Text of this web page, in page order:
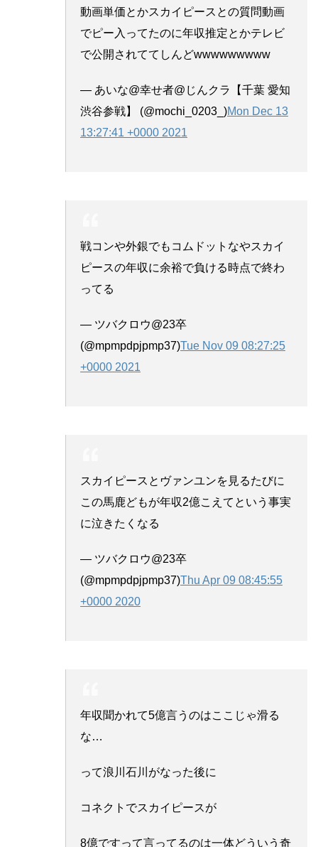
動画単価とかスカイピースとの質問動画
でピー入ってたのに年収推定とかテレビ
で公開されててしんどwwwwwwwww
— あいな@幸せ者@じんクラ【千葉 愛知
渋谷参戦】 (@mochi_0203_)Mon Dec 13
13:27:41 +0000 2021
戦コンや外銀でもコムドットなやスカイ
ピースの年収に余裕で負ける時点で終わ
ってる
— ツバクロウ@23卒
(@mpmpdpjpmp37)Tue Nov 09 08:27:25
+0000 2021
スカイピースとヴァンユンを見るたびに
この馬鹿どもが年収2億こえてという事実
に泣きたくなる
— ツバクロウ@23卒
(@mpmpdpjpmp37)Thu Apr 09 08:45:55
+0000 2020
年収聞かれて5億言うのはここじゃ滑る
な…
って浪川石川がなった後に
コネクトでスカイピースが
8億ですって言ってるのは一体どういう奇